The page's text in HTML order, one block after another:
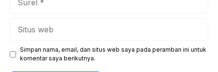
Simpan nama, email, dan situs web saya pada peramban ini untuk
komentar saya berikutnya.